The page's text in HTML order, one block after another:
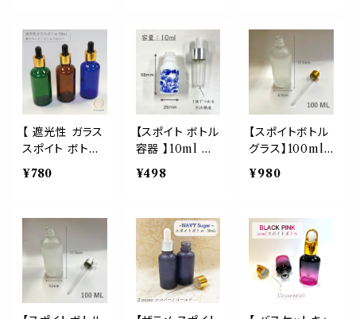
ャリア オイル ギ
フト プレゼント
シンプル かわい
い おしゃれ
柱 選べる カラ
ー 容器 詰替 ブ
ラウン ブルー グ
リーン アロマ ク
ラフト 精油 茶
緑 青 美容液 エ
マルジョン エッ
センシャルオイル
柱 選べる カラ
ー 容器 詰替 ブ
ラウン ブルー グ
リーン アロマ ク
ラフト 精油 茶
緑 青 美容液 エ
マルジョン エッ
センシャルオイル
柱 選べる カラ
ー 容器 詰替 ブ
ラウン ブルー グ
リーン アロマ ク
ラフト 精油 茶
緑 青 美容液 エ
マルジョン エッ
センシャルオイル
【 遮光性 ガラス
スポイト ボトル
50ml 】1本 黒ピ
ペット ゴールド
カラー 容器 詰
替 ブラウン ブル
ー グリーン アロ
マ クラフト 精油
茶 緑 青 美容液
エマルジョン エ
ッセンシャルオイ
¥780
【スポイト ボトル
容器 】10ml 青
華 陶磁器 1本
メゾン 銀座 遮
青 化粧水 美容
液 コスメ アロ
マ エッセンシャ
ル オイル 精油
旅行 おしゃれ
可愛い
¥498
【スポイトボトル
グラス】100ml
高級 フロスト加
工 ゴールド 遮
金 ガラス製 化
粧水 コスメ ア
ロマ エッセンシ
ャルオイル 精油
ペット ミルク 詰
め替え 詰替
¥980